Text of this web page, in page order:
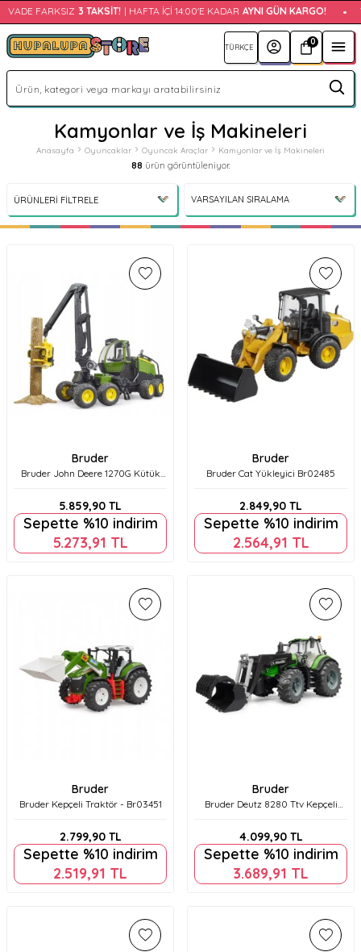
FARKSIZ 3 TAKSIT! | HAFTA İÇI 14:00'E KADAR AYNI GÜN KARGO! •
0
Kamyonlar ve İş Makineleri
Anasayfa Oyuncaklar Oyuncak Araçlar Kamyonlar ve İş Makineleri
88 ürün görüntüleniyor.
ÜRÜNLERI FILTRELE
Bruder
Bruder John Deere 1270G Kütük
5.859,90 TL
Sepette %10 indirim
5.273,91 TL
Bruder
Bruder Cat Yükleyici Br02485
2.849,90 TL
Sepette %10 indirim
2.564,91 TL
Bruder
Bruder Kepçeli Traktör - Br03451
2.799,90TL
Sepette %10 indirim
2.519,91 TL
Bruder
Bruder Deutz 8280 Ttv Kepçeli
4.099,90TL
Sepette %10 indirim
3.689,91 TL